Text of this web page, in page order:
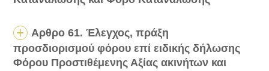
Αρθρο 61. Έλεγχος, πράξη
προσδιορισμού φόρου επί ειδικής δήλωσης
Φόρου Προστιθέμενης Αξίας ακινήτων και